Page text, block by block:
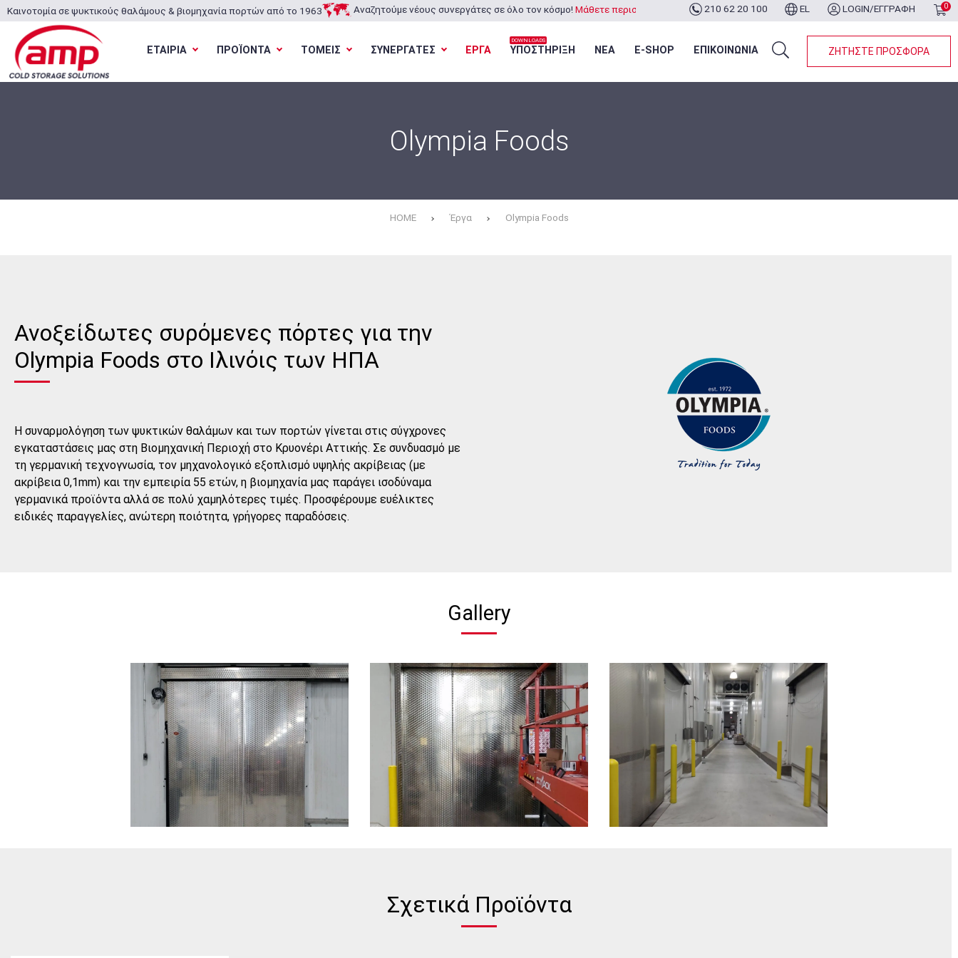
Καινοτομία σε ψυκτικούς θαλάμους & βιομηχανία πορτών από το 1963 Αναζητούμε νέους συνεργάτες σε όλο τον κόσμο! Μάθετε περισσότερα... 210 62 20 100 EL LOGIN/ΕΓΓΡΑΦΗ 0
ΕΤΑΙΡΙΑ ΠΡΟΪΟΝΤΑ ΤΟΜΕΙΣ ΣΥΝΕΡΓΑΤΕΣ ΕΡΓΑ ΥΠΟΣΤΗΡΙΞΗ
DOWNLOADS
ΝΕΑ E-SHOP ΕΠΙΚΟΙΝΩΝΙΑ ΖΗΤΗΣΤΕ ΠΡΟΣΦΟΡΑ
Olympia Foods
HOME Έργα Olympia Foods
Ανοξείδωτες συρόμενες πόρτες για την
Olympia Foods στο Ιλινόις των ΗΠΑ
Η συναρμολόγηση των ψυκτικών θαλάμων και των πορτών γίνεται στις σύγχρονες
εγκαταστάσεις μας στη Βιομηχανική Περιοχή στο Κρυονέρι Αττικής. Σε συνδυασμό με
τη γερμανική τεχνογνωσία, τον μηχανολογικό εξοπλισμό υψηλής ακρίβειας (με
ακρίβεια 0,1mm) και την εμπειρία 55 ετών, η βιομηχανία μας παράγει ισοδύναμα
γερμανικά προϊόντα αλλά σε πολύ χαμηλότερες τιμές. Προσφέρουμε ευέλικτες
ειδικές παραγγελίες, ανώτερη ποιότητα, γρήγορες παραδόσεις.
Gallery
Σχετικά Προϊόντα